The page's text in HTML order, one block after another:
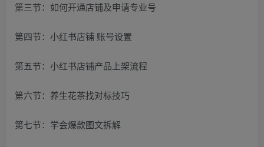
第三节：如何开通店铺及申请专业号
第四节：小红书店铺 账号设置
第五节：小红书店铺产品上架流程
第六节：养生花茶找对标技巧
第七节：学会爆款图文拆解